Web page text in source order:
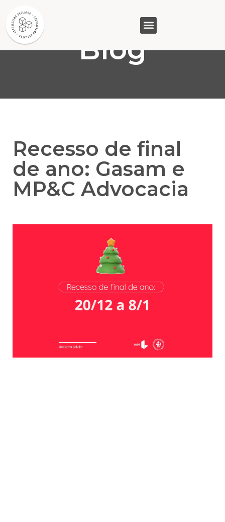
Blog
Recesso de final
de ano: Gasam e
MP&C Advocacia